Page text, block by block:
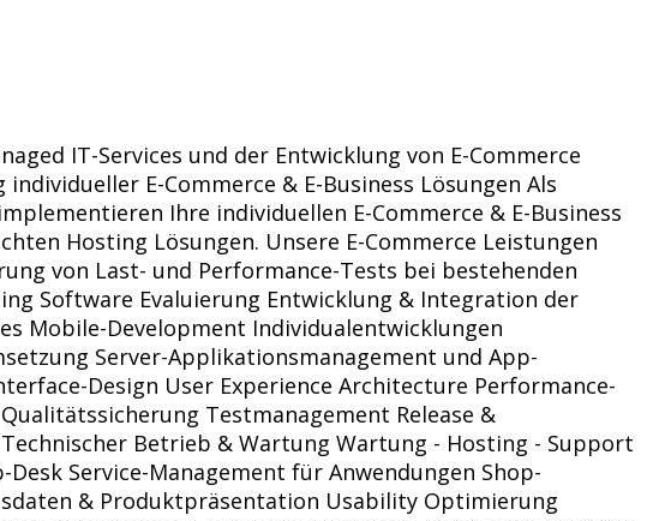
IT-Services und der Entwicklung von E-Commerce
E-Commerce & E-Business Lösungen Als
Ihre individuellen E-Commerce & E-Business
Hosting Lösungen. Unsere E-Commerce Leistungen
von Last- und Performance-Tests bei bestehenden
Software Evaluierung Entwicklung & Integration der
Mobile-Development Individualentwicklungen
Server-Applikationsmanagement und App-
Design User Experience Architecture Performance-
Testmanagement Release &
Betrieb & Wartung Wartung - Hosting - Support
Service-Management für Anwendungen Shop-
& Produktpräsentation Usability Optimierung